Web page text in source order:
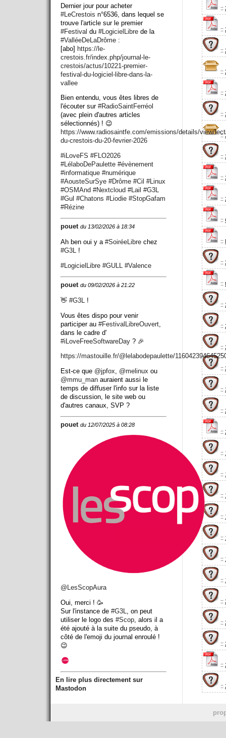
::
::
::
::
::
::
::
::
::
::
::
::
::
::
::
::
::
::
::
::
::
::
::
::
::
::
::
::
::
::
::
::
::
Dernier jour pour acheter
#LeCrestois n°6536, dans lequel se
trouve l'article sur le premier
#Festival du #LogicielLibre de la
#ValléeDeLaDrôme :
[abo] https://le-
crestois.fr/index.php/journal-le-
crestois/actus/10221-premier-
festival-du-logiciel-libre-dans-la-
vallee
Bien entendu, vous êtes libres de
l'écouter sur #RadioSaintFerréol
(avec plein d'autres articles
sélectionnés) ! 😉
https://www.radiosaintfe.com/emissions/details/view/
du-crestois-du-20-fevrier-2026
#iLoveFS #FLO2026
#LélaboDePaulette #évènement
#informatique #numérique
#AousteSurSye #Drôme #Cil #Linux
#OSMAnd #Nextcloud #Lail #G3L
#Gul #Chatons #Liodie #StopGafam
#Rézine
pouet du 13/02/2026 à 18:34
Ah ben oui y a #SoiréeLibre chez
#G3L !
#LogicielLibre #GULL #Valence
pouet du 09/02/2026 à 21:22
👋 #G3L
!
Vous êtes dispo pour venir
participer au #FestivalLibreOuvert
dans le cadre d'
#iLoveFreeSoftwareDay ? 🎉
https://mastouille.fr/@lelabodepaulette/
Est-ce que @jpfox, @melinux ou
@mmu_man auraient aussi le
temps de diffuser l'info sur la liste
de discussion, le site web ou
d'autres canaux, SVP ?
pouet du 12/07/2025 à 08:28
@ LesScopAura
Oui, merci ! 🥳
Sur l'instance de #G3L, on peut
utiliser le logo des #Scop, alors il a
été ajouté à la suite du pseudo, à
côté de l'emoji du journal enroulé !
😉
En lire plus directement sur
Mastodon